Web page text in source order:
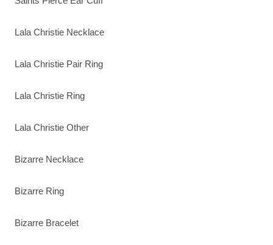
Lala Christie Necklace
Lala Christie Pair Ring
Lala Christie Ring
Lala Christie Other
Bizarre Necklace
Bizarre Ring
Bizarre Bracelet